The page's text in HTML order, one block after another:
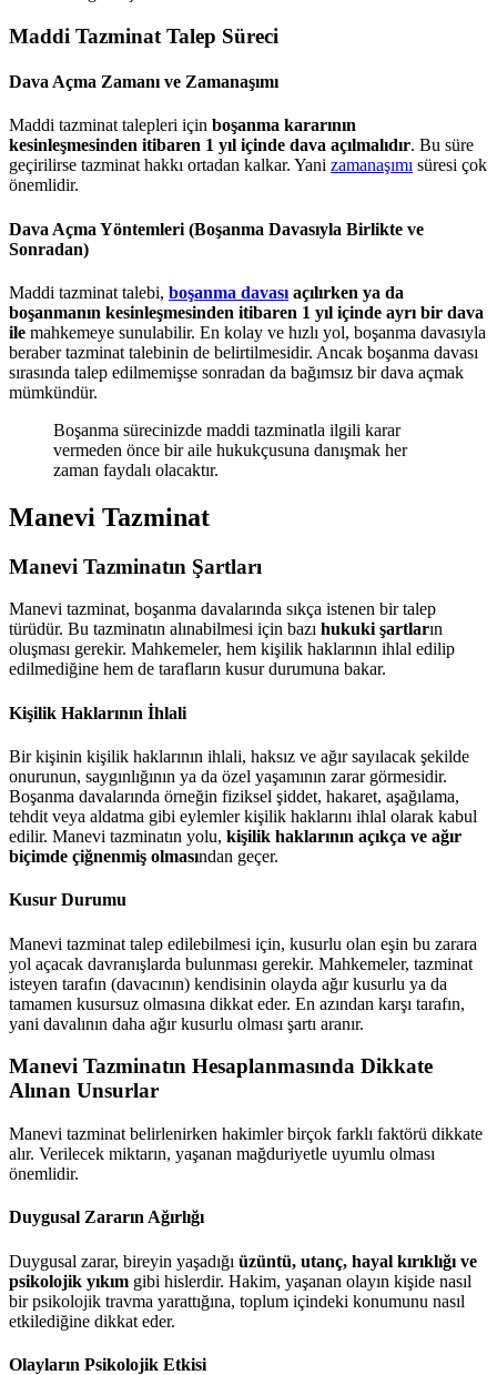
Maddi Tazminat Talep Süreci
Dava Açma Zamanı ve Zamanaşımı
Maddi tazminat talepleri için boşanma kararının
kesinleşmesinden itibaren 1 yıl içinde dava açılmalıdır. Bu süre
geçirilirse tazminat hakkı ortadan kalkar. Yani zamanaşımı süresi çok
önemlidir.
Dava Açma Yöntemleri (Boşanma Davasıyla Birlikte ve
Sonradan)
Maddi tazminat talebi, boşanma davası açılırken ya da
boşanmanın kesinleşmesinden itibaren 1 yıl içinde ayrı bir dava
ile mahkemeye sunulabilir. En kolay ve hızlı yol, boşanma davasıyla
beraber tazminat talebinin de belirtilmesidir. Ancak boşanma davası
sırasında talep edilmemişse sonradan da bağımsız bir dava açmak
mümkündür.
Boşanma sürecinizde maddi tazminatla ilgili karar
vermeden önce bir aile hukukçusuna danışmak her
zaman faydalı olacaktır.
Manevi Tazminat
Manevi Tazminatın Şartları
Manevi tazminat, boşanma davalarında sıkça istenen bir talep
türüdür. Bu tazminatın alınabilmesi için bazı hukuki şartların
oluşması gerekir. Mahkemeler, hem kişilik haklarının ihlal edilip
edilmediğine hem de tarafların kusur durumuna bakar.
Kişilik Haklarının İhlali
Bir kişinin kişilik haklarının ihlali, haksız ve ağır sayılacak şekilde
onurunun, saygınlığının ya da özel yaşamının zarar görmesidir.
Boşanma davalarında örneğin fiziksel şiddet, hakaret, aşağılama,
tehdit veya aldatma gibi eylemler kişilik haklarını ihlal olarak kabul
edilir. Manevi tazminatın yolu, kişilik haklarının açıkça ve ağır
biçimde çiğnenmiş olmasından geçer.
Kusur Durumu
Manevi tazminat talep edilebilmesi için, kusurlu olan eşin bu zarara
yol açacak davranışlarda bulunması gerekir. Mahkemeler, tazminat
isteyen tarafın (davacının) kendisinin olayda ağır kusurlu ya da
tamamen kusursuz olmasına dikkat eder. En azından karşı tarafın,
yani davalının daha ağır kusurlu olması şartı aranır.
Manevi Tazminatın Hesaplanmasında Dikkate
Alınan Unsurlar
Manevi tazminat belirlenirken hakimler birçok farklı faktörü dikkate
alır. Verilecek miktarın, yaşanan mağduriyetle uyumlu olması
önemlidir.
Duygusal Zararın Ağırlığı
Duygusal zarar, bireyin yaşadığı üzüntü, utanç, hayal kırıklığı ve
psikolojik yıkım gibi hislerdir. Hakim, yaşanan olayın kişide nasıl
bir psikolojik travma yarattığına, toplum içindeki konumunu nasıl
etkilediğine dikkat eder.
Olayların Psikolojik Etkisi